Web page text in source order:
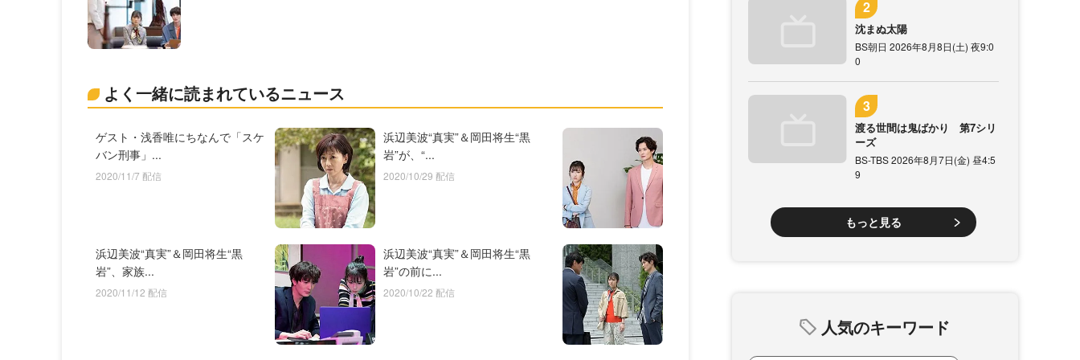
よく一緒に読まれているニュース
ゲスト・浅香唯にちなんで「スケ
バン刑事」...
2020/11/7 配信
浜辺美波“真実”＆岡田将生“黒
岩”が、“...
2020/10/29 配信
浜辺美波“真実”＆岡田将生“黒
岩”、家族...
2020/11/12 配信
浜辺美波“真実”＆岡田将生“黒
岩”の前に...
2020/10/22 配信
沈まぬ太陽
BS朝日 2026年8月8日(土) 夜9:0
0
渡る世間は鬼ばかり 第7シリ
ーズ
BS-TBS 2026年8月7日(金) 昼4:5
9
もっと見る
人気のキーワード